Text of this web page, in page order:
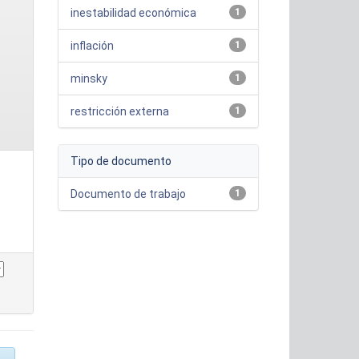
1
inestabilidad económica
1
inflación
1
minsky
1
restricción externa
Tipo de documento
1
Documento de trabajo